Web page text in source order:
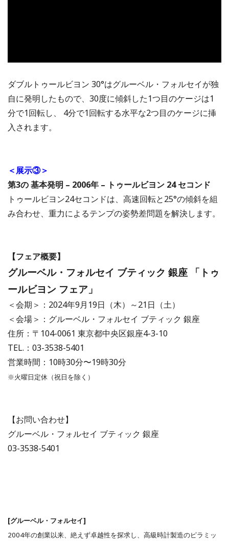
ダブルトゥールビヨン 30°はグルーベル・フォルセイが独
自に発明したもので、30度に傾斜した1つ目のケージは1
分で1回転し、 4分で1回転する水平な2つ目のケージに挿
入されます。
＜展示③＞
第3の 基本発明 – 2006年 – トゥールビヨン 24 セコンド
トゥールビヨン24セコンドは、高速回転と25°の傾斜を組
み合わせ、重力によるテンプの姿勢差問題を解決します。
【フェア概要】
グルーベル・フォルセイ ブティック 銀座 「トゥ
ールビヨン フェア」
＜会期＞：2024年9月19日（木）～21日（土）
＜会場＞：グルーベル・フォルセイ ブティック 銀座
住所：〒104-0061 東京都中央区銀座4-3-10
TEL.：03-3538-5401
営業時間：10時30分〜19時30分
※火曜日定休（祝日を除く）
【お問い合わせ】
グルーベル・フォルセイ ブティック 銀座
03-3538-5401
[グルーベル・フォルセイ]
2004年の創業以来、絶えず卓越性を探求し、高級時計製造のピラミッ